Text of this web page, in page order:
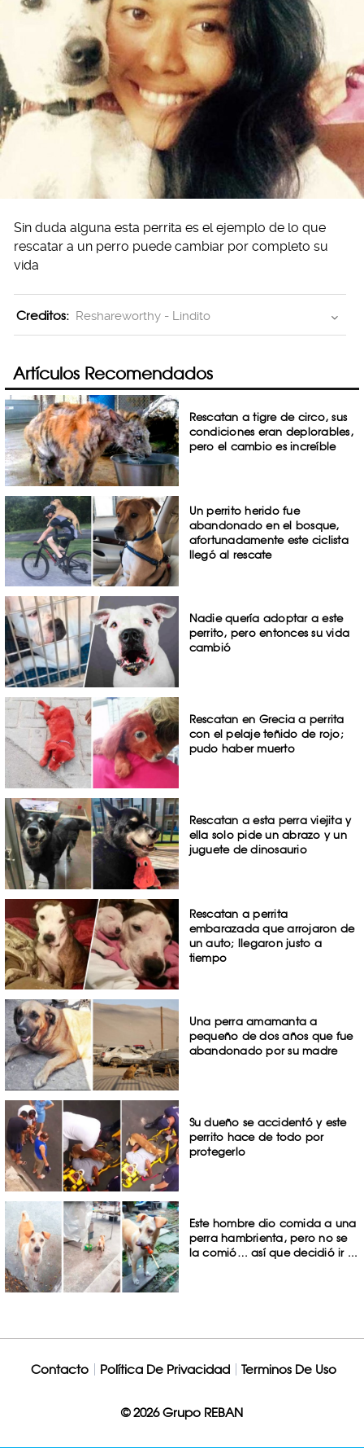
Sin duda alguna esta perrita es el ejemplo de lo que
rescatar a un perro puede cambiar por completo su
vida
Creditos: Reshareworthy - Lindito
Artículos Recomendados
Rescatan a tigre de circo, sus
condiciones eran deplorables,
pero el cambio es increíble
Un perrito herido fue
abandonado en el bosque,
afortunadamente este ciclista
llegó al rescate
Nadie quería adoptar a este
perrito, pero entonces su vida
cambió
Rescatan en Grecia a perrita
con el pelaje teñido de rojo;
pudo haber muerto
Rescatan a esta perra viejita y
ella solo pide un abrazo y un
juguete de dinosaurio
Rescatan a perrita
embarazada que arrojaron de
un auto; llegaron justo a
tiempo
Una perra amamanta a
pequeño de dos años que fue
abandonado por su madre
Su dueño se accidentó y este
perrito hace de todo por
protegerlo
Este hombre dio comida a una
perra hambrienta, pero no se
la comió… así que decidió ir ...
Contacto Política De Privacidad Terminos De Uso
© 2026 Grupo REBAN